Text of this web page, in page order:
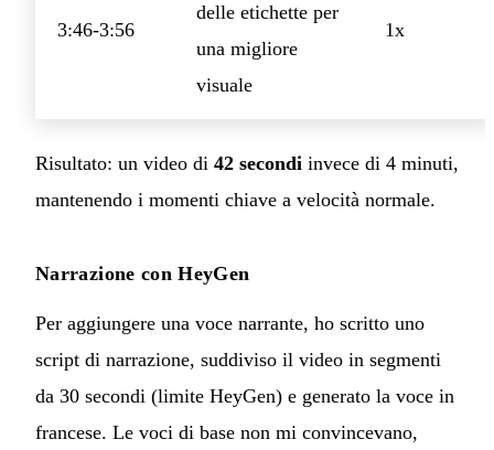
3:46-3:56
delle etichette per
una migliore
visuale
1x
Risultato: un video di 42 secondi invece di 4 minuti,
mantenendo i momenti chiave a velocità normale.
Narrazione con HeyGen
Per aggiungere una voce narrante, ho scritto uno
script di narrazione, suddiviso il video in segmenti
da 30 secondi (limite HeyGen) e generato la voce in
francese. Le voci di base non mi convincevano,